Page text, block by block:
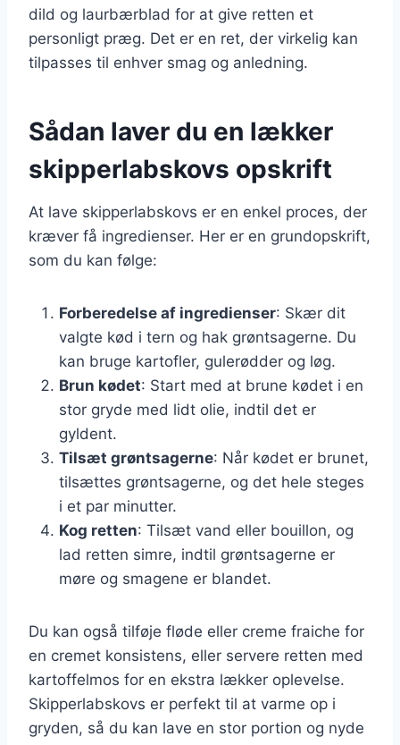
dild og laurbærblad for at give retten et
personligt præg. Det er en ret, der virkelig kan
tilpasses til enhver smag og anledning.
Sådan laver du en lækker
skipperlabskovs opskrift
At lave skipperlabskovs er en enkel proces, der
kræver få ingredienser. Her er en grundopskrift,
som du kan følge:
Forberedelse af ingredienser: Skær dit
valgte kød i tern og hak grøntsagerne. Du
kan bruge kartofler, gulerødder og løg.
Brun kødet: Start med at brune kødet i en
stor gryde med lidt olie, indtil det er
gyldent.
Tilsæt grøntsagerne: Når kødet er brunet,
tilsættes grøntsagerne, og det hele steges
i et par minutter.
Kog retten: Tilsæt vand eller bouillon, og
lad retten simre, indtil grøntsagerne er
møre og smagene er blandet.
Du kan også tilføje fløde eller creme fraiche for
en cremet konsistens, eller servere retten med
kartoffelmos for en ekstra lækker oplevelse.
Skipperlabskovs er perfekt til at varme op i
gryden, så du kan lave en stor portion og nyde